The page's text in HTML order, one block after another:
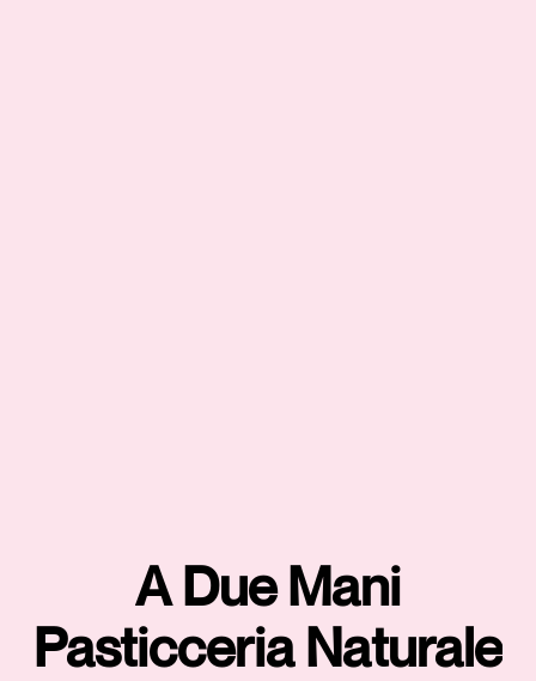
A Due Mani
Pasticceria Naturale